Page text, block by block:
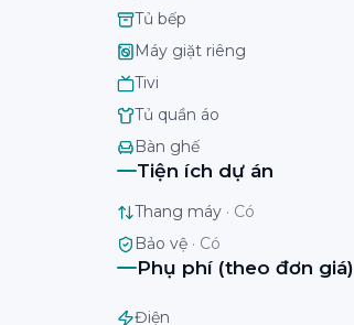
Tủ bếp
Máy giặt riêng
Tivi
Tủ quần áo
Bàn ghế
Tiện ích dự án
Thang máy · Có
Bảo vệ · Có
Phụ phí (theo đơn giá)
Điện